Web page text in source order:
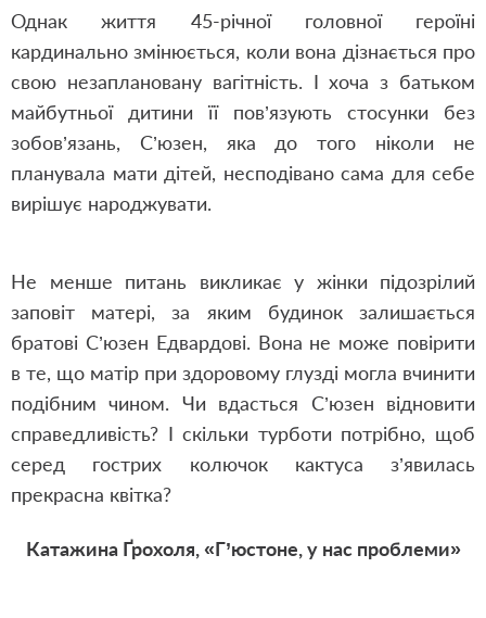
Однак життя 45-річної головної героїні
кардинально змінюється, коли вона дізнається про
свою незаплановану вагітність. І хоча з батьком
майбутньої дитини її пов’язують стосунки без
зобов’язань, С’юзен, яка до того ніколи не
планувала мати дітей, несподівано сама для себе
вирішує народжувати.
Не менше питань викликає у жінки підозрілий
заповіт матері, за яким будинок залишається
братові С’юзен Едвардові. Вона не може повірити
в те, що матір при здоровому глузді могла вчинити
подібним чином. Чи вдасться С’юзен відновити
справедливість? І скільки турботи потрібно, щоб
серед гострих колючок кактуса з’явилась
прекрасна квітка?
Катажина Ґрохоля, «Г’юстоне, у нас проблеми»